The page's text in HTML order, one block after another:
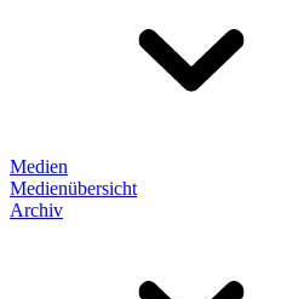
Medien
Medienübersicht
Archiv